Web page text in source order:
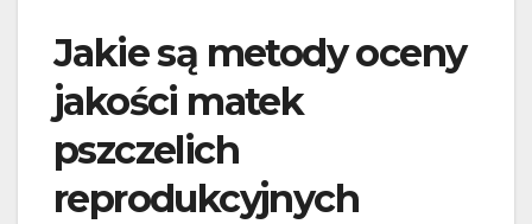
Jakie są metody oceny
jakości matek
pszczelich
reprodukcyjnych